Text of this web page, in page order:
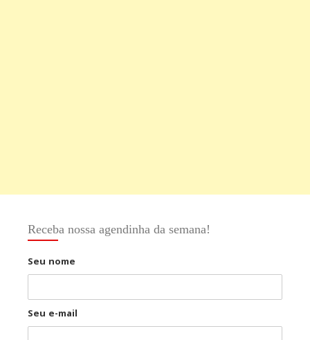
Receba nossa agendinha da semana!
Seu nome
Seu e-mail